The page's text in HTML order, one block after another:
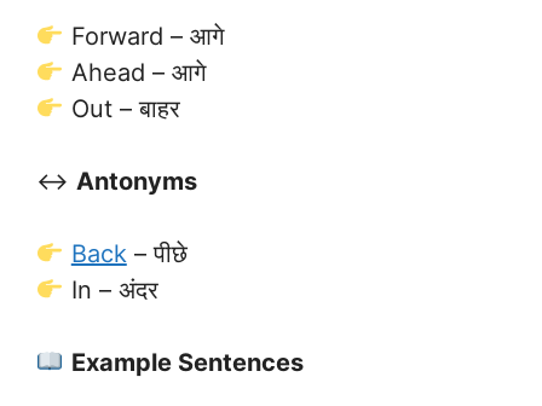
Forward – आगे
Ahead – आगे
Out – बाहर
↔️ Antonyms
Back – पीछे
In – अंदर
Example Sentences